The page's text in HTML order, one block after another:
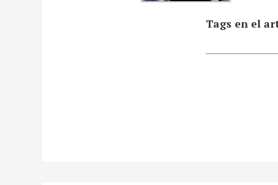
Tags en el